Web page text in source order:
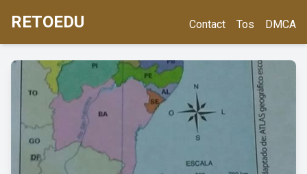
RETOEDU Contact Tos DMCA